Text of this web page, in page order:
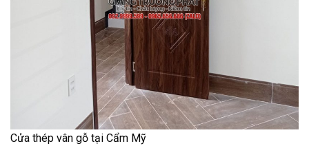
Cửa thép vân gỗ tại Cẩm Mỹ